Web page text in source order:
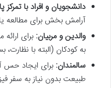
دانشجویان و افراد با تمرکز
آرامش بخش برای مطالعه یا
والدین و مربیان: برای
به کودکان (البته با
سالمندان: برای ایجاد حس
طبیعت بدون نیاز به سفر